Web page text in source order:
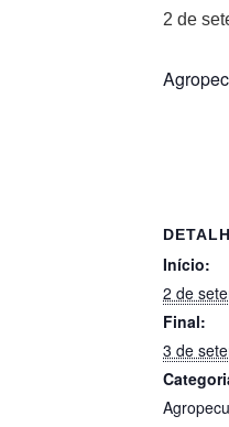
2 de
Início:
2 de
Final:
3 de